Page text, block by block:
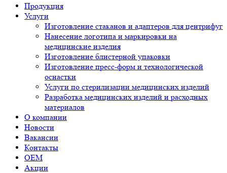
Продукция
Услуги
Изготовление стаканов и адаптеров для центрифуг
Нанесение логотипа и маркировки на
медицинские изделия
Изготовление блистерной упаковки
Изготовление пресс-форм и технологической
оснастки
Услуги по стерилизации медицинских изделий
Разработка медицинских изделий и расходных
материалов
О компании
Новости
Вакансии
Контакты
OEM
Акции